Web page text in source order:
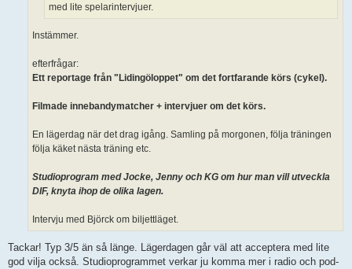
med lite spelarintervjuer.
Instämmer.
efterfrågar:
Ett reportage från "Lidingöloppet" om det fortfarande körs (cykel).
Filmade innebandymatcher + intervjuer om det körs.
En lägerdag när det drag igång. Samling på morgonen, följa träningen
följa käket nästa träning etc.
Studioprogram med Jocke, Jenny och KG om hur man vill utveckla
DIF, knyta ihop de olika lagen.
Intervju med Björck om biljettläget.
Tackar! Typ 3/5 än så länge. Lägerdagen går väl att acceptera med lite
god vilja också. Studioprogrammet verkar ju komma mer i radio och pod-